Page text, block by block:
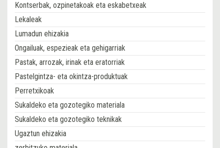
Kontserbak, ozpinetakoak eta eskabetxeak
Lekaleak
Lumadun ehizakia
Ongailuak, espezieak eta gehigarriak
Pastak, arrozak, irinak eta eratorriak
Pastelgintza- eta okintza-produktuak
Perretxikoak
Sukaldeko eta gozotegiko materiala
Sukaldeko eta gozotegiko teknikak
Ugaztun ehizakia